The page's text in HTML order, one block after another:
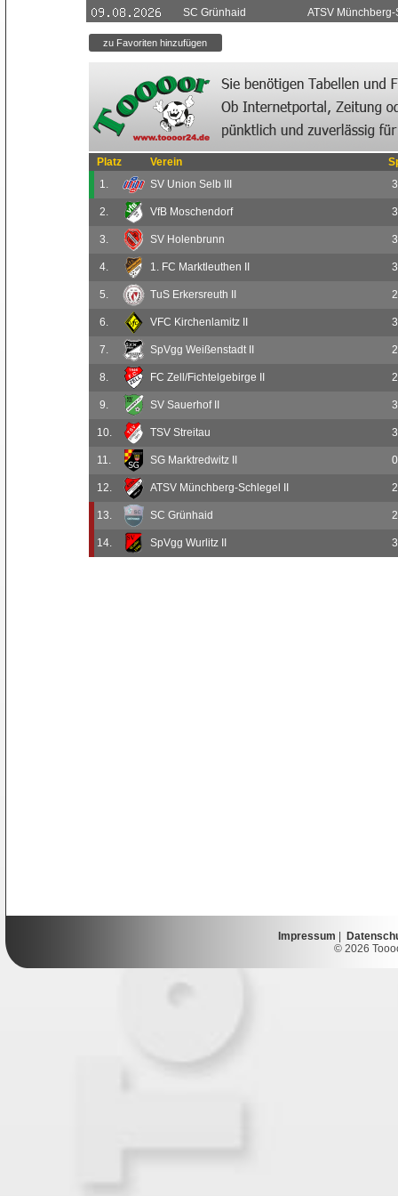
SC Grünhaid
ATSV
Platz Verein
1.
SV Union Selb III 3
2. VfB Moschendorf 3
3. SV Holenbrunn 3
4. 1. FC Marktleuthen II 3
5. TuS Erkersreuth II 2
6. VFC Kirchenlamitz II 3
7. SpVgg Weißenstadt II 2
8. FC Zell/Fichtelgebirge II 2
9. SV Sauerhof II 3
10. TSV Streitau 3
11. SG Marktredwitz II 0
12. ATSV Münchberg-Schlegel II 2
13. SC Grünhaid 2
14. SpVgg Wurlitz II 3
Impressum
© 2026